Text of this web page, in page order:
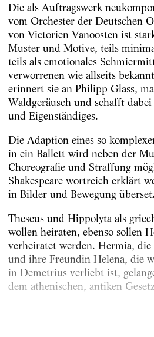
Die als Auftragswerk
vom Orchester der Deutschen
von Victorien Vanoosten ist
Muster und Motive, teils
teils als emotionales
verworrenen wie allseits
erinnert sie an Philipp Glass,
Waldgeräusch und schafft
und Eigenständiges.
Die Adaption eines so
in ein Ballett wird neben der
Choreografie und Straffung
Shakespeare wortreich erklärt
in Bilder und Bewegung
Theseus und Hippolyta als
wollen heiraten, ebenso sollen
verheiratet werden. Hermia,
und ihre Freundin Helena, die
in Demetrius verliebt ist,
dem athenischen, antiken